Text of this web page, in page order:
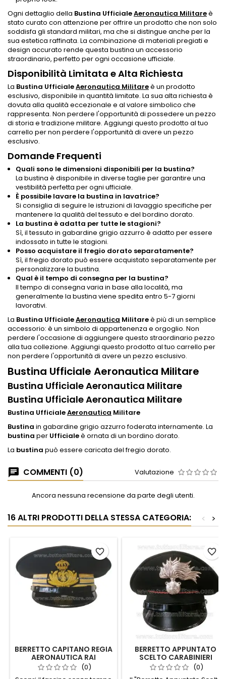
Ogni dettaglio della Bustina UfficialeAeronautica Militareè
stato curato con attenzione per offrire un prodotto che non solo
soddisfa gli standard militari, ma che si distingue anche per la
sua estetica raffinata. La combinazione di materiali pregiati e
design accurato rende questa bustina un accessorio
straordinario, perfetto per ogni occasione ufficiale.
Disponibilità Limitata e Alta Richiesta
La Bustina UfficialeAeronautica Militareè un prodotto
esclusivo, disponibile in quantità limitate. La sua alta richiesta è
dovuta alla qualità eccezionale e al valore simbolico che
rappresenta. Non perdere l'opportunità di possedere un pezzo
di storia e tradizione militare. Aggiungi questo prodotto al tuo
carrello per non perdere l'opportunità di avere un pezzo
esclusivo.
Domande Frequenti
Quali sono le dimensioni disponibili per la bustina?
La bustina è disponibile in diverse taglie per garantire una
vestibilità perfetta per ogni ufficiale.
È possibile lavare la bustina in lavatrice?
Si consiglia di seguire le istruzioni di lavaggio specifiche per
mantenere la qualità del tessuto e del bordino dorato.
La bustina è adatta per tutte le stagioni?
Sì, il tessuto in gabardine grigio azzurro è adatto per essere
indossato in tutte le stagioni.
Posso acquistare il fregio dorato separatamente?
Sì, il fregio dorato può essere acquistato separatamente per
personalizzare la bustina.
Qual è il tempo di consegna per la bustina?
Il tempo di consegna varia in base alla località, ma
generalmente la bustina viene spedita entro 5-7 giorni
lavorativi.
La Bustina UfficialeAeronautica Militareè più di un semplice
accessorio: è un simbolo di appartenenza e orgoglio. Non
perdere l'occasione di aggiungere questo straordinario pezzo
alla tua collezione. Aggiungi questo prodotto al tuo carrello per
non perdere l'opportunità di avere un pezzo esclusivo.
Bustina Ufficiale Aeronautica Militare
Bustina Ufficiale Aeronautica Militare
Bustina Ufficiale Aeronautica Militare
Bustina UfficialeAeronautica Militare
Bustina in gabardine grigio azzurro foderata internamente. La
bustina per Ufficialeè ornata di un bordino dorato.
La bustina può essere caricata del fregio dorato.
COMMENTI (0) Valutazione
Ancora nessuna recensione da parte degli utenti.
16 ALTRI PRODOTTI DELLA STESSA CATEGORIA: >
<
BERRETTO CAPITANO REGIA
AERONAUTICA RAI
(0)
favorite_border
BERRETTO APPUNTATO
SCELTO CARABINIERI
(0)
favorite_border